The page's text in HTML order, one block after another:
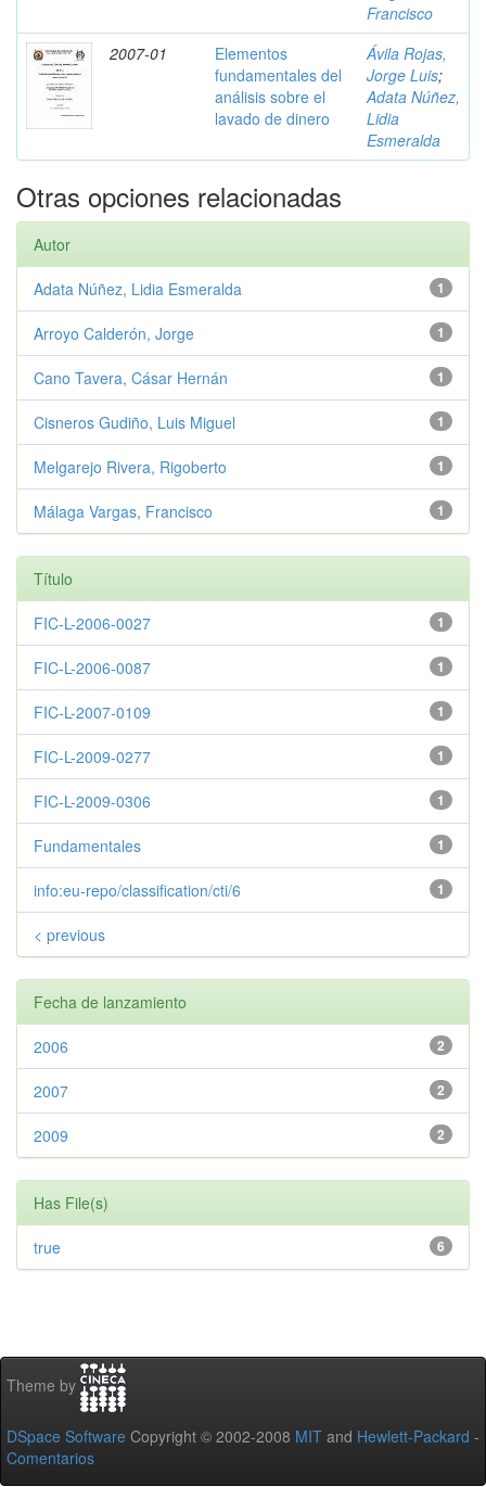
Francisco
2007-01
Elementos
fundamentales del
análisis sobre el
lavado de dinero
Ávila Rojas,
Jorge Luis;
Adata Núñez,
Lidia
Esmeralda
Otras opciones relacionadas
Autor
1
Adata Núñez, Lidia Esmeralda
1
Arroyo Calderón, Jorge
1
Cano Tavera, Cásar Hernán
1
Cisneros Gudiño, Luis Miguel
1
Melgarejo Rivera, Rigoberto
1
Málaga Vargas, Francisco
Título
1
FIC-L-2006-0027
1
FIC-L-2006-0087
1
FIC-L-2007-0109
1
FIC-L-2009-0277
1
FIC-L-2009-0306
1
Fundamentales
1
info:eu-repo/classification/cti/6
< previous
Fecha de lanzamiento
2
2006
2
2007
2
2009
Has File(s)
6
true
Theme by
DSpace Software Copyright © 2002-2008 MIT and Hewlett-Packard -
Comentarios